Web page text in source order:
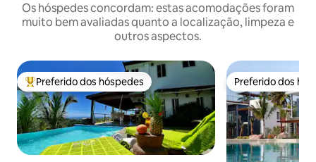
Os hóspedes concordam: estas acomodações foram
muito bem avaliadas quanto a localização, limpeza e
outros aspectos.
Entre os melhores preferidos dos hóspedes
Preferido dos hóspedes Preferido dos
Preferido dos